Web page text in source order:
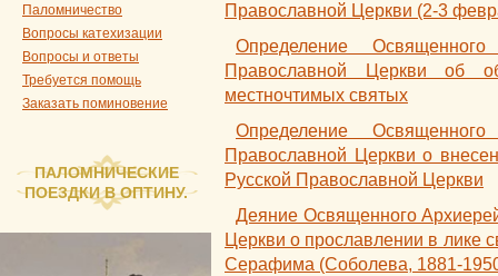
Паломничество
Вопросы катехизации
Вопросы и ответы
Требуется помощь
Заказать поминовение
ПАЛОМНИЧЕСКИЕ
ПОЕЗДКИ В ОПТИНУ.
Православной Церкви (2-3
Определение
Православной Церкви об
местночтимых святых
Определение
Православной Церкви о
Русской Православной Церкви
Деяние Освященного
Церкви о прославлении в лике
Серафима (Соболева, 1881-